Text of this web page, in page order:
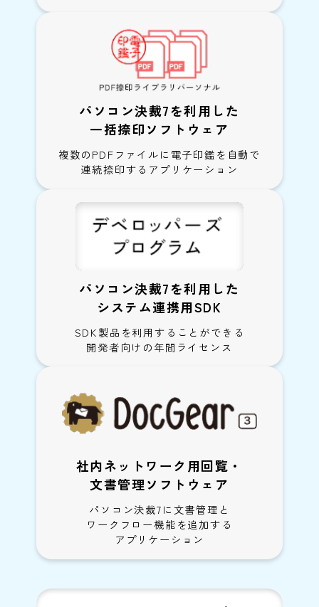
パソコン決裁7を利用した
一括捺印ソフトウェア
複数のPDFファイルに電子印鑑を自動で
連続捺印するアプリケーション
パソコン決裁7を利用した
システム連携用SDK
SDK製品を利用することができる
開発者向けの年間ライセンス
社内ネットワーク用回覧・
文書管理ソフトウェア
パソコン決裁7に文書管理と
ワークフロー機能を追加する
アプリケーション